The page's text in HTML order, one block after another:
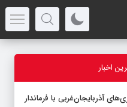
اخبار
آذربایجان‌غربی با فرماندار